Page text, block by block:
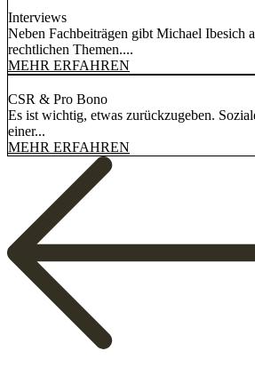
Interviews
Neben Fachbeiträgen gibt Michael Ibesich
rechtlichen Themen....
MEHR ERFAHREN
CSR & Pro Bono
Es ist wichtig, etwas zurückzugeben.
einer...
MEHR ERFAHREN